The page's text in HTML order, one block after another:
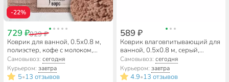
-22%
729 ₽929 ₽
Коврик для ванной, 0.5х0.8 м,
полиэстер, кофе с молоком,
Травка, Y252
Самовывоз:сегодня
Курьером:завтра
5•13 отзывов
589 ₽
Коврик влаговпитывающий для
ванной, 0.5х0.8 м, серый,
A090042
Самовывоз: сегодня
Курьером: завтра
4.9•13 отзывов